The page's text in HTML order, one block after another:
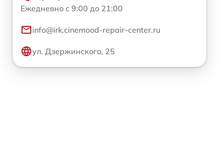
Ежедневно с 9:00 до 21:00
info@irk.cinemood-repair-center.ru
ул. Дзержинского, 25